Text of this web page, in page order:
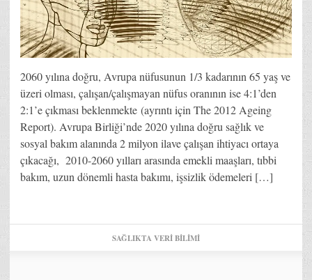
2060 yılına doğru, Avrupa nüfusunun 1/3 kadarının 65 yaş ve
üzeri olması, çalışan/çalışmayan nüfus oranının ise 4:1’den
2:1’e çıkması beklenmekte (ayrıntı için The 2012 Ageing
Report). Avrupa Birliği’nde 2020 yılına doğru sağlık ve
sosyal bakım alanında 2 milyon ilave çalışan ihtiyacı ortaya
çıkacağı, 2010-2060 yılları arasında emekli maaşları, tıbbi
bakım, uzun dönemli hasta bakımı, işsizlik ödemeleri […]
SAĞLIKTA VERI BILIMI